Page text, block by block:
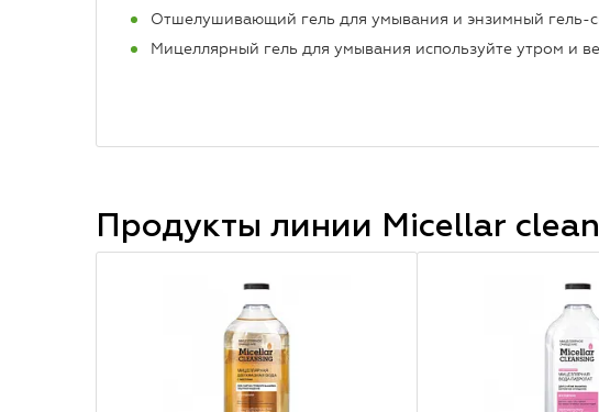
Отшелушивающий гель для умывания и энзимный гель-
Мицеллярный гель для умывания используйте утром и
Продукты линии Micellar